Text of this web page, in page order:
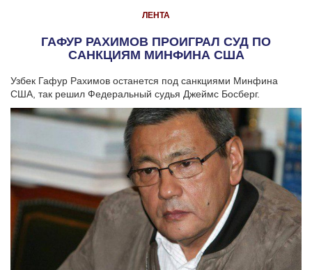
ЛЕНТА
ГАФУР РАХИМОВ ПРОИГРАЛ СУД ПО
САНКЦИЯМ МИНФИНА США
Узбек Гафур Рахимов останется под санкциями Минфина
США, так решил Федеральный судья Джеймс Босберг.